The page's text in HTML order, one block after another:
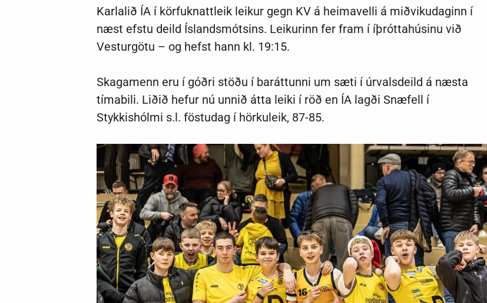
Karlalið ÍA í körfuknattleik leikur gegn KV á heimavelli á miðvikudaginn í
næst efstu deild Íslandsmótsins. Leikurinn fer fram í íþróttahúsinu við
Vesturgötu – og hefst hann kl. 19:15.
Skagamenn eru í góðri stöðu í baráttunni um sæti í úrvalsdeild á næsta
tímabili. Liðið hefur nú unnið átta leiki í röð en ÍA lagði Snæfell í
Stykkishólmi s.l. föstudag í hörkuleik, 87-85.